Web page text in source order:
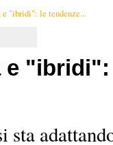
e "ibridi": le tendenze...
"ibridi":